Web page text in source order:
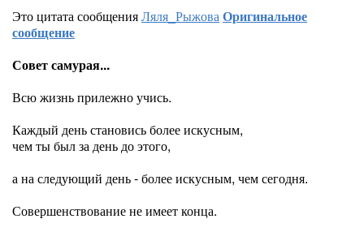
Это цитата сообщенияЛяля_РыжоваОригинальное
сообщение
Совет самурая...
Всю жизнь прилежно учись.
Каждый день становись более искусным,
чем ты был за день до этого,
а на следующий день - более искусным, чем сегодня.
Совершенствование не имеет конца.